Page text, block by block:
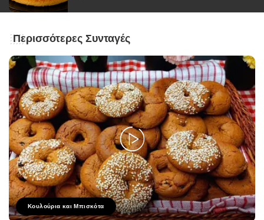
Περισσότερες Συνταγές
Κουλούρια και Μπισκότα